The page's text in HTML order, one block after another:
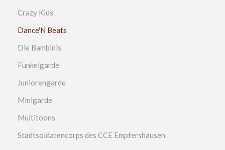
Crazy Kids
Dance'N Beats
Die Bambinis
Funkelgarde
Juniorengarde
Minigarde
Multitoons
Stadtsoldatencorps des CCE Empfershausen